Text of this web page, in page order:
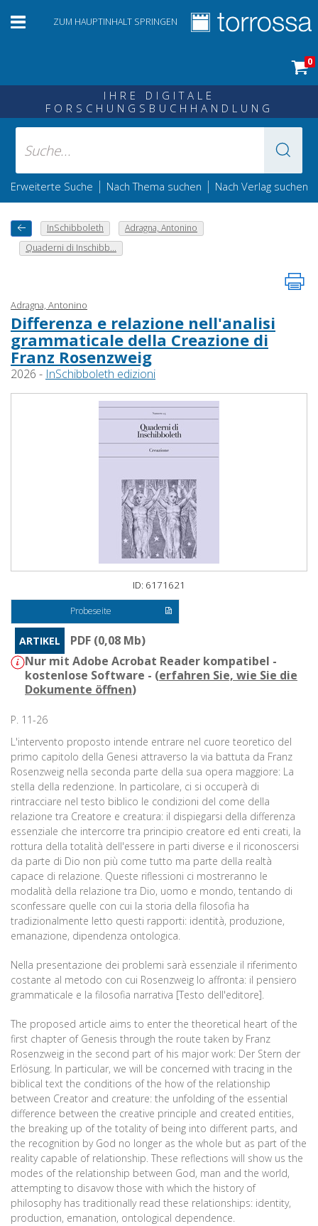
ZUM HAUPTINHALT SPRINGEN
0
IHRE DIGITALE
FORSCHUNGSBUCHHANDLUNG
Erweiterte Suche | Nach Thema suchen | Nach Verlag suchen
InSchibboleth
Adragna, Antonino
Quaderni di Inschibb...
Adragna, Antonino
Differenza e relazione nell'analisi
grammaticale della Creazione di
Franz Rosenzweig
2026 - InSchibboleth edizioni
ID: 6171621
Probeseite
ARTIKEL
PDF (0,08 Mb)
Nur mit Adobe Acrobat Reader kompatibel -
kostenlose Software - (erfahren Sie, wie Sie die
Dokumente öffnen)
P. 11-26
L'intervento proposto intende entrare nel cuore teoretico del
primo capitolo della Genesi attraverso la via battuta da Franz
Rosenzweig nella seconda parte della sua opera maggiore: La
stella della redenzione. In particolare, ci si occuperà di
rintracciare nel testo biblico le condizioni del come della
relazione tra Creatore e creatura: il dispiegarsi della differenza
essenziale che intercorre tra principio creatore ed enti creati, la
rottura della totalità dell'essere in parti diverse e il riconoscersi
da parte di Dio non più come tutto ma parte della realtà
capace di relazione. Queste riflessioni ci mostreranno le
modalità della relazione tra Dio, uomo e mondo, tentando di
sconfessare quelle con cui la storia della filosofia ha
tradizionalmente letto questi rapporti: identità, produzione,
emanazione, dipendenza ontologica.
Nella presentazione dei problemi sarà essenziale il riferimento
costante al metodo con cui Rosenzweig lo affronta: il pensiero
grammaticale e la filosofia narrativa [Testo dell'editore].
The proposed article aims to enter the theoretical heart of the
first chapter of Genesis through the route taken by Franz
Rosenzweig in the second part of his major work: Der Stern der
Erlösung. In particular, we will be concerned with tracing in the
biblical text the conditions of the how of the relationship
between Creator and creature: the unfolding of the essential
difference between the creative principle and created entities,
the breaking up of the totality of being into different parts, and
the recognition by God no longer as the whole but as part of the
reality capable of relationship. These reflections will show us the
modes of the relationship between God, man and the world,
attempting to disavow those with which the history of
philosophy has traditionally read these relationships: identity,
production, emanation, ontological dependence.